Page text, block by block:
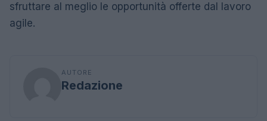
sfruttare al meglio le opportunità offerte dal lavoro
agile.
AUTORE
Redazione